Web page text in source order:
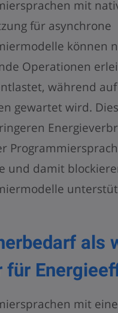
mit
für asynchrone
können
Operationen
während
gewartet wird.
und damit
als
für
mit